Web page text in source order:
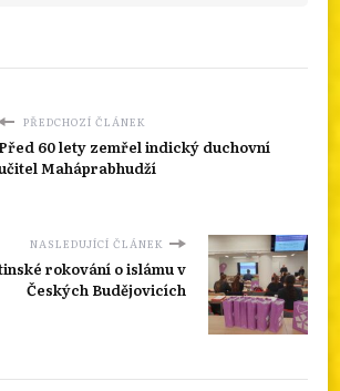
PŘEDCHOZÍ ČLÁNEK
Před 60 lety zemřel indický duchovní
Maháprabhudží
NASLEDUJÍCÍ ČLÁNEK
rokování o islámu v
Českých Budějovicích